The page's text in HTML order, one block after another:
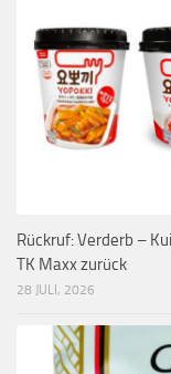
Rückruf: Verderb –
TK Maxx zurück
28 JULI, 2026